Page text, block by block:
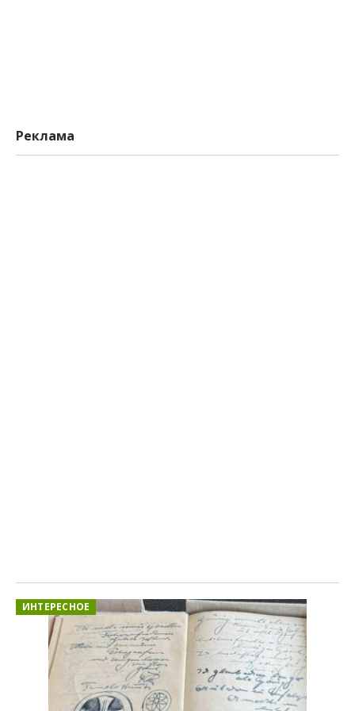
Реклама
ИНТЕРЕСНОЕ